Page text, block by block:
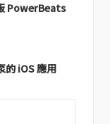
PowerBeats
的 iOS 應用